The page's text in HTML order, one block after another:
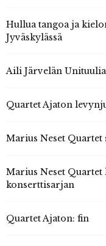
Hullua tangoa ja
Jyväskylässä
Aili Järvelän
Quartet Ajaton
Marius Neset Quartet
Marius Neset Quartet
konserttisarjan
Quartet Ajaton: fin